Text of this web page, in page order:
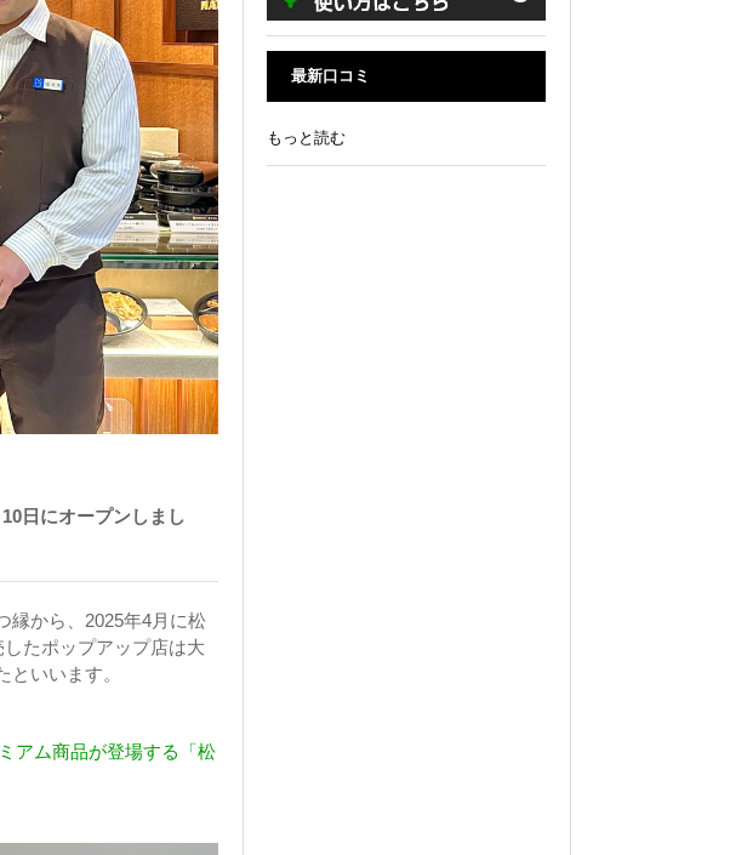
日にオープンしまし
縁から、2025年4月に松
たポップアップ店は大
いいます。
アム商品が登場する「松
最新口コミ
もっと読む